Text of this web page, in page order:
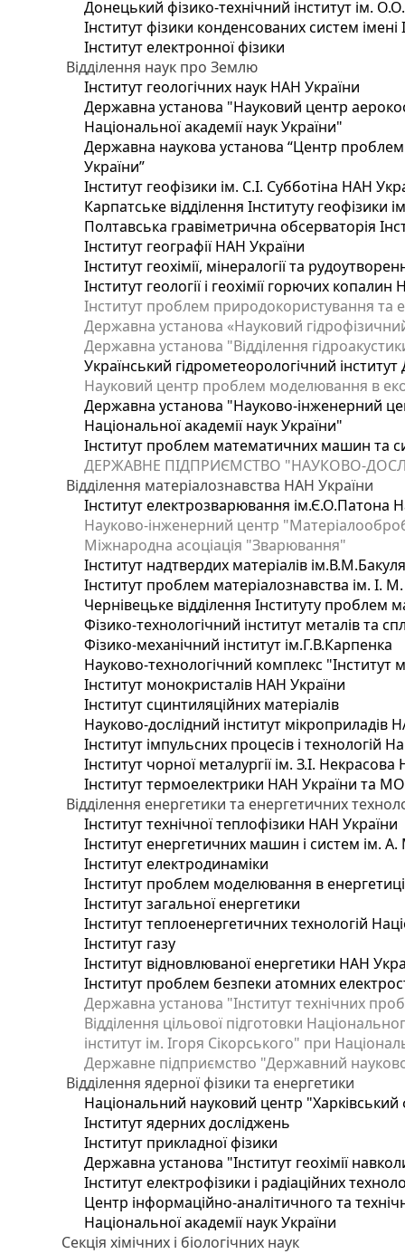
Донецький фізико-технічний інститут ім.
Інститут фізики конденсованих систем
Інститут електронної фізики
Відділення наук про Землю
Інститут геологічних наук НАН України
Державна установа "Науковий центр
Національної академії наук України"
Державна наукова установа “Центр проблем
України”
Інститут геофізики ім. С.І. Субботіна НАН
Карпатське відділення Інституту геофізики
Полтавська гравіметрична обсерваторія
Інститут географії НАН України
Інститут геохімії, мінералогії та
Інститут геології і геохімії горючих
Інститут проблем природокористування та
Державна установа «Науковий
Державна установа "Відділення
Український гідрометеорологічний
Науковий центр проблем моделювання в
Державна установа "Науково-інженерний
Національної академії наук України"
Інститут проблем математичних машин та
ДЕРЖАВНЕ ПІДПРИЄМСТВО "НАУКОВО-
Відділення матеріалознавства НАН України
Інститут електрозварювання ім.Є.О.Патона
Науково-інженерний центр
Міжнародна асоціація "Зварювання"
Інститут надтвердих матеріалів
Інститут проблем матеріалознавства ім. І.
Чернівецьке відділення Інституту проблем
Фізико-технологічний інститут металів та
Фізико-механічний інститут ім.Г.В.Карпенка
Науково-технологічний комплекс "Інститут
Інститут монокристалів НАН України
Інститут сцинтиляційних матеріалів
Науково-дослідний інститут мікроприладів
Інститут імпульсних процесів і технологій
Інститут чорної металургії ім. З.І.
Інститут термоелектрики НАН України та
Відділення енергетики та енергетичних
Інститут технічної теплофізики НАН України
Інститут енергетичних машин і систем ім.
Інститут електродинаміки
Інститут проблем моделювання в
Інститут загальної енергетики
Інститут теплоенергетичних технологій
Інститут газу
Інститут відновлюваної енергетики НАН
Інститут проблем безпеки атомних
Державна установа "Інститут технічних
Відділення цільової підготовки
інститут ім. Ігоря Сікорського" при
Державне підприємство "Державний
Відділення ядерної фізики та енергетики
Національний науковий центр "Харківський
Інститут ядерних досліджень
Інститут прикладної фізики
Державна установа "Інститут геохімії
Інститут електрофізики і радіаційних
Центр інформаційно-аналітичного та
Національної академії наук України
Секція хімічних і біологічних наук